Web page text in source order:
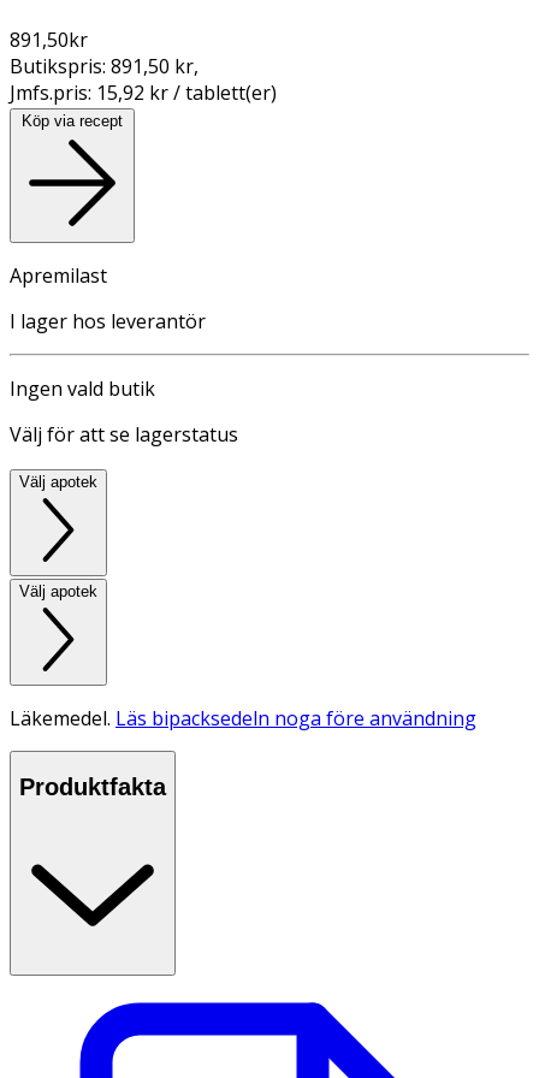
891,50kr
Butikspris: 891,50 kr,
Jmfs.pris: 15,92 kr / tablett(er)
Köp via recept
Apremilast
I lager hos leverantör
Ingen vald butik
Välj för att se lagerstatus
Välj apotek
Välj apotek
Läkemedel. Läs bipacksedeln noga före användning
Produktfakta